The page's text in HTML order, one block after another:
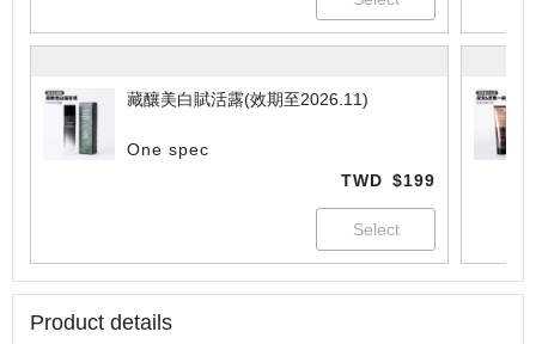
藏釀美白賦活露(效期至2026.11)
One spec
TWD $199
Product details